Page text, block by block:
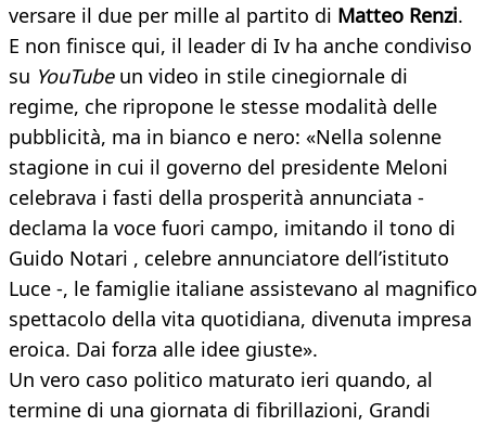
versare il due per mille al partito di Matteo Renzi.
E non finisce qui, il leader di Iv ha anche condiviso
su YouTubeun video in stile cinegiornale di
regime, che ripropone le stesse modalità delle
pubblicità, ma in bianco e nero: «Nella solenne
stagione in cui il governo del presidente Meloni
celebrava i fasti della prosperità annunciata -
declama la voce fuori campo, imitando il tono di
Guido Notari , celebre annunciatore dell’istituto
Luce -, le famiglie italiane assistevano al magnifico
spettacolo della vita quotidiana, divenuta impresa
eroica. Dai forza alle idee giuste».
Un vero caso politico maturato ieri quando, al
termine di una giornata di fibrillazioni, Grandi